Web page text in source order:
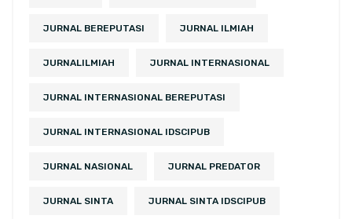
JURNAL BEREPUTASI JURNAL ILMIAH
JURNALILMIAH JURNAL INTERNASIONAL
JURNAL INTERNASIONAL BEREPUTASI
JURNAL INTERNASIONAL IDSCIPUB
JURNAL NASIONAL JURNAL PREDATOR
JURNAL SINTA JURNAL SINTA IDSCIPUB